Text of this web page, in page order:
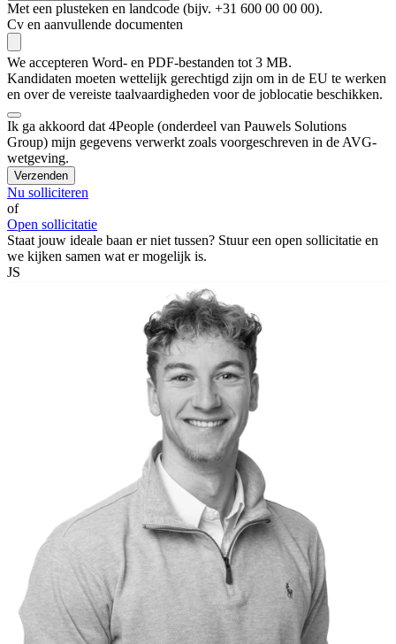
Met een plusteken en landcode (bijv. +31 600 00 00 00).
Cv en aanvullende documenten
We accepteren Word- en PDF-bestanden tot 3 MB.
Kandidaten moeten wettelijk gerechtigd zijn om in de EU te werken
en over de vereiste taalvaardigheden voor de joblocatie beschikken.
Ik ga akkoord dat 4People (onderdeel van Pauwels Solutions
Group) mijn gegevens verwerkt zoals voorgeschreven in de AVG-
wetgeving.
Verzenden
Nu solliciteren
of
Open sollicitatie
Staat jouw ideale baan er niet tussen? Stuur een open sollicitatie en
we kijken samen wat er mogelijk is.
JS